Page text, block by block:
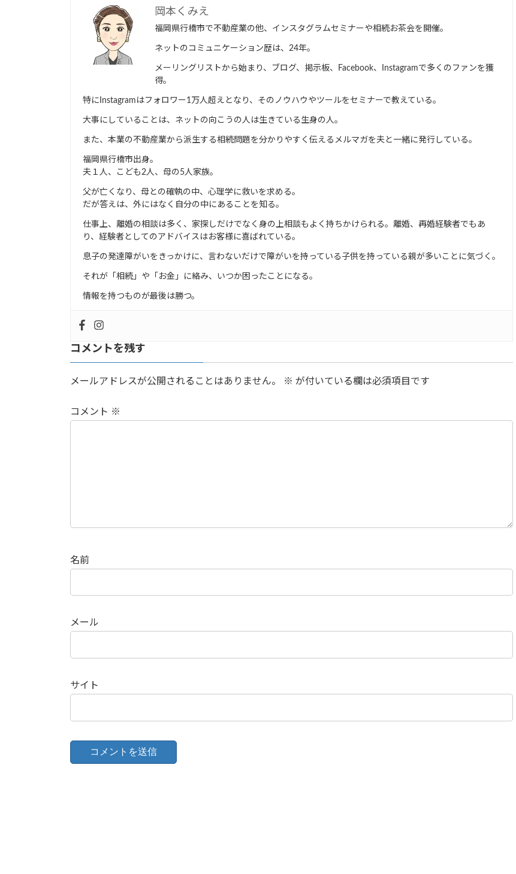
岡本くみえ
福岡県行橋市で不動産業の他、インスタグラムセミナーや相続お茶会を開催。
ネットのコミュニケーション歴は、24年。
メーリングリストから始まり、ブログ、掲示板、Facebook、Instagramで多くのファンを獲
得。
特にInstagramはフォロワー1万人超えとなり、そのノウハウやツールをセミナーで教えている。
大事にしていることは、ネットの向こうの人は生きている生身の人。
また、本業の不動産業から派生する相続問題を分かりやすく伝えるメルマガを夫と一緒に発行している。
福岡県行橋市出身。
夫１人、こども2人、母の5人家族。
父が亡くなり、母との確執の中、心理学に救いを求める。
だが答えは、外にはなく自分の中にあることを知る。
仕事上、離婚の相談は多く、家探しだけでなく身の上相談もよく持ちかけられる。離婚、再婚経験者でもあ
り、経験者としてのアドバイスはお客様に喜ばれている。
息子の発達障がいをきっかけに、言わないだけで障がいを持っている子供を持っている親が多いことに気づく。
それが「相続」や「お金」に絡み、いつか困ったことになる。
情報を持つものが最後は勝つ。
コメントを残す
メールアドレスが公開されることはありません。 ※ が付いている欄は必須項目です
コメント ※
名前
メール
サイト